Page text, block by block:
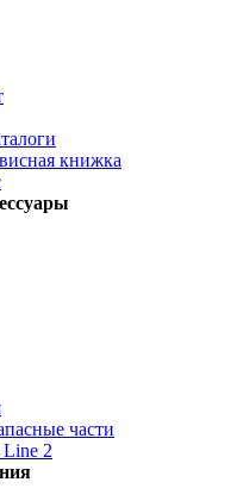
книжка
части
Line 2